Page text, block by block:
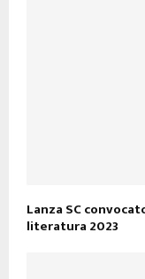
Lanza SC
literatura 2023